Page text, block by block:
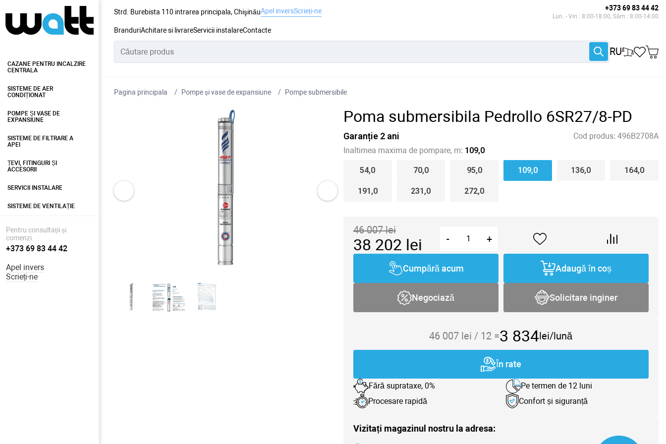
Strd. Burebista 110 intrarea principala, ChişinăuApel inversScrieți-ne +373 69 83 44 42
Lun. - Vin.: 8:00-18:00, Sâm.: 8:00-14:00
BranduriAchitare si livrareServicii instalareContacte
RU
CAZANE PENTRU INCALZIRE
CENTRALA
SISTEME DE AER
CONDIȚIONAT
POMPE ȘI VASE DE
EXPANSIUNE
SISTEME DE FILTRARE A
APEI
ȚEVI, FITINGURI ȘI
ACCESORII
SERVICII INSTALARE
SISTEME DE VENTILAȚIE
Pentru consultații și
comenzi
+373 69 83 44 42
Apel invers
Scrieți-ne
Pagina principala Pompe și vase de expansiune Pompe submersibile
Poma submersibila Pedrollo 6SR27/8-PD
Garanție 2 ani Cod produs: 496B2708A
Inaltimea maxima de pompare, m: 109,0
54,0 70,0 95,0 109,0 136,0 164,0
191,0 231,0 272,0
46 007lei
38 202 lei - +
Cumpără acum Adaugă în coș
Negociază Solicitare inginer
46 007 lei / 12 =3 834lei/lună
În rate
Fără suprataxe, 0%
Pe termen de 12 luni
Procesare rapidă
Confort și siguranță
Vizitați magazinul nostru la adresa: